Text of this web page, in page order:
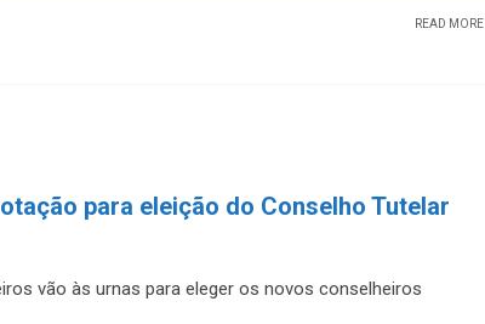
READ MORE
para eleição do Conselho Tutelar
vão às urnas para eleger os novos conselheiros